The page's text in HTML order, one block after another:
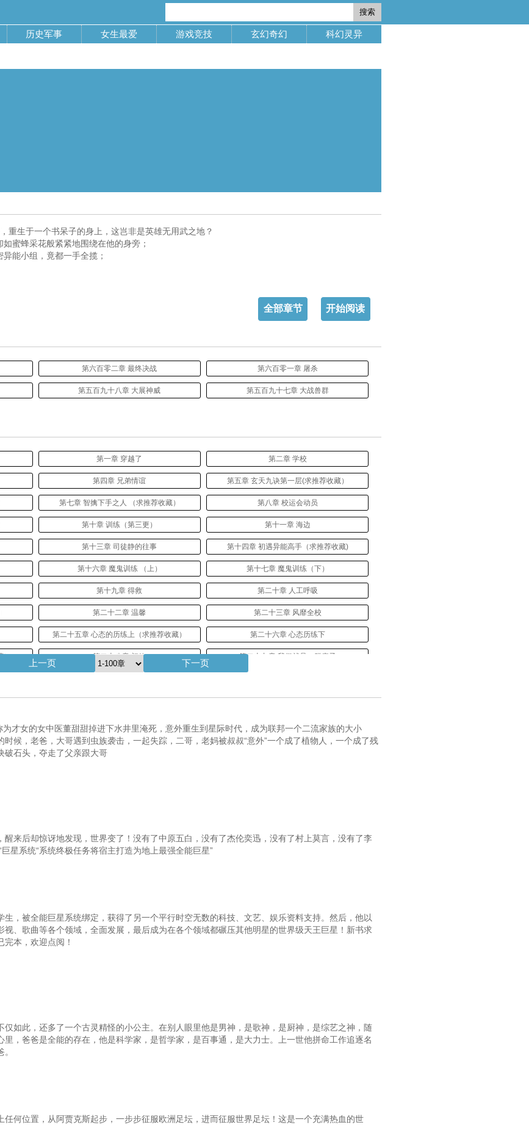
搜索
历史军事 女生最爱 游戏竞技 玄幻奇幻
科幻灵异
重生于一个书呆子的身上，这岂非是英雄无用武之地？
蜜蜂采花般紧紧地围绕在他的身旁；
能小组，竟都一手全揽；
开始阅读
全部章节
第六百零二章 最终决战 第六百零一章 屠杀
第五百九十八章 大展神威 第五百九十七章 大战兽群
第一章 穿越了 第二章 学校
第四章 兄弟情谊 第五章 玄天九诀第一层(求推荐收藏）
第七章 智擒下手之人 （求推荐收藏） 第八章 校运会动员
第十章 训练（第三更） 第十一章 海边
第十三章 司徒静的往事 第十四章 初遇异能高手（求推荐收藏)
第十六章 魔鬼训练 （上） 第十七章 魔鬼训练（下）
第十九章 得救 第二十章 人工呼吸
第二十二章 温馨 第二十三章 风靡全校
第二十五章 心态的历练上（求推荐收藏） 第二十六章 心态历练下
） 第二十八章 初效 第二十九章 我们就是一群疯子
第三十三章 灭尸之后 第三十四章 异能小组组长磨飞
第三十六章 女人难养也 第三十七章 非异能者
第三十九章 磨飞出马 第四十章 林雄的身份
第五十一章 拯救行动六 第五十二章 拯救行动七
第五十三章 拯救行动（九）
第六十二章 威震猛虎 第六十三章 麻烦不断
第七十六章 苗族小部落 第七十七章 上官磬（上）
第八十八章 逼问成功 第八十九章 成功救人
上一页 下一页
才女的女中医董甜甜掉进下水井里淹死，意外重生到星际时代，成为联邦一个二流家族的大小
候，老爸，大哥遇到虫族袭击，一起失踪，二哥，老妈被叔叔“意外”一个成了植物人，一个成了残
破石头，夺走了父亲跟大哥
来后却惊讶地发现，世界变了！没有了中原五白，没有了杰伦奕迅，没有了村上莫言，没有了李
星系统“系统终极任务将宿主打造为地上最强全能巨星”
，被全能巨星系统绑定，获得了另一个平行时空无数的科技、文艺、娱乐资料支持。然后，他以
视、歌曲等各个领域，全面发展，最后成为在各个领域都碾压其他明星的世界级天王巨星！新书求
本，欢迎点阅！
仅如此，还多了一个古灵精怪的小公主。在别人眼里他是男神，是歌神，是厨神，是综艺之神，随
，爸爸是全能的存在，他是科学家，是哲学家，是百事通，是大力士。上一世他拼命工作追逐名
任何位置，从阿贾克斯起步，一步步征服欧洲足坛，进而征服世界足坛！这是一个充满热血的世